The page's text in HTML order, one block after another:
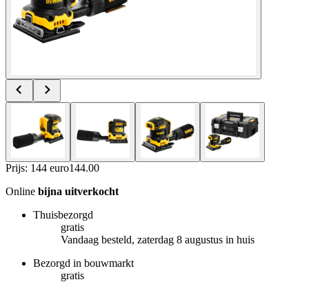
Prijs: 144 euro144.00
Online bijna uitverkocht
Thuisbezorgd
gratis
Vandaag besteld, zaterdag 8 augustus in huis
Bezorgd in bouwmarkt
gratis